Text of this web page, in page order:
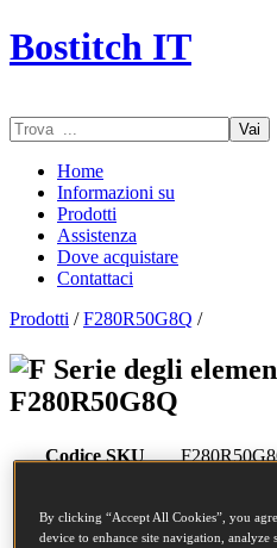
Bostitch IT
Vai
Home
Informazioni su
Prodotti
Assistenza
Dove acquistare
Contattaci
Prodotti /F280R50G8Q /
Serie degli
F280R50G8Q
Codice SKU
Diametro
2.8 mm
Testa
7.2 mm
By clicking “Accept All Cookies”, you
device to enhance site navigation, analyze